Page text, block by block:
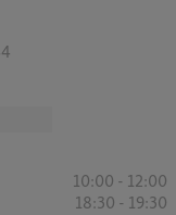
10:00 - 12:00
18:30 - 19:30